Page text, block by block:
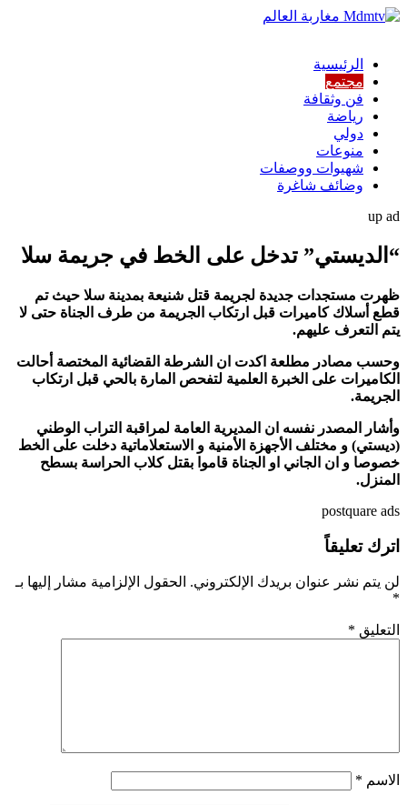
الرئيسية
مجتمع
فن وثقافة
رياضة
دولي
منوعات
شهيوات ووصفات
وضائف شاغرة
up ad
“الديستي” تدخل على الخط في جريمة سلا
ظهرت مستجدات جديدة لجريمة قتل شنيعة بمدينة سلا حيث تم
قطع أسلاك كاميرات قبل ارتكاب الجريمة من طرف الجناة حتى لا
يتم التعرف عليهم.
وحسب مصادر مطلعة اكدت ان الشرطة القضائية المختصة أحالت
الكاميرات على الخبرة العلمية لتفحص المارة بالحي قبل ارتكاب
الجريمة.
وأشار المصدر نفسه ان المديرية العامة لمراقبة التراب الوطني
(ديستي) و مختلف الأجهزة الأمنية و الاستعلاماتية دخلت على الخط
خصوصا و ان الجاني او الجناة قاموا بقتل كلاب الحراسة بسطح
المنزل.
postquare ads
اترك تعليقاً
لن يتم نشر عنوان بريدك الإلكتروني. الحقول الإلزامية مشار إليها بـ
*
التعليق *
الاسم *